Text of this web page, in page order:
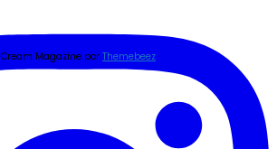
Cream Magazine por Themebeez